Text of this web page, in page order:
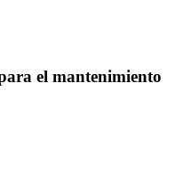
el mantenimiento